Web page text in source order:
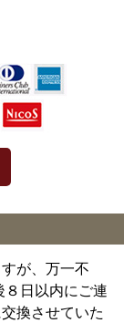
が、万一不
８日以内にご連
換させていた